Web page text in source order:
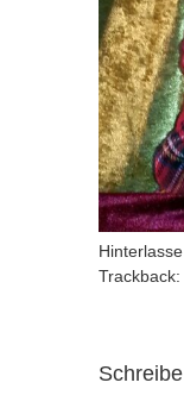
Trackback: